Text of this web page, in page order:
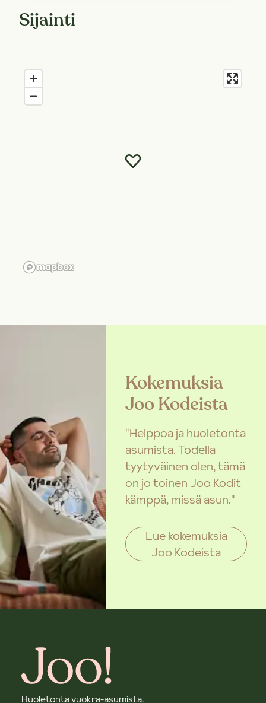
Sijainti
Kokemuksia
Joo Kodeista
"Helppoa ja huoletonta
asumista. Todella
tyytyväinen olen, tämä
on jo toinen Joo Kodit
kämppä, missä asun."
Lue kokemuksia
Joo Kodeista
Huoletonta vuokra-asumista.